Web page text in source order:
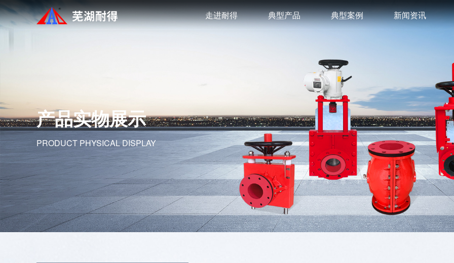
走进耐得 典型产品 典型案例 新闻资讯
产品实物展示
PRODUCT PHYSICAL DISPLAY